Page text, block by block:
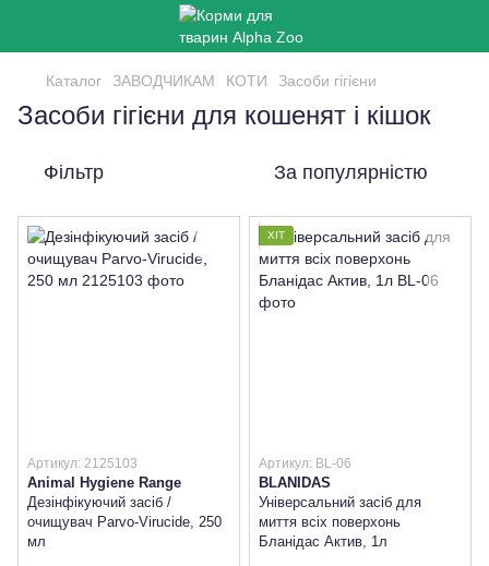
Каталог ЗАВОДЧИКАМ КОТИ Засоби гігієни
Засоби гігієни для кошенят і кішок
Фільтр За популярністю
Артикул: 2125103
Animal Hygiene Range
Дезінфікуючий засіб /
очищувач Parvo-Virucide, 250
мл
ХІТ
Артикул: BL-06
BLANIDAS
Універсальний засіб для
миття всіх поверхонь
Бланідас Актив, 1л